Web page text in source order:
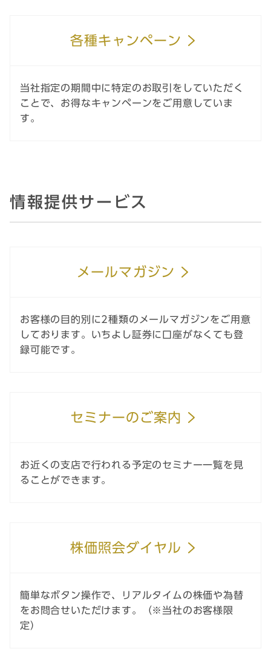
各種キャンペーン
当社指定の期間中に特定のお取引をしていただく
ことで、お得なキャンペーンをご用意していま
す。
情報提供サービス
メールマガジン
お客様の目的別に2種類のメールマガジンをご用意
しております。いちよし証券に口座がなくても登
録可能です。
セミナーのご案内
お近くの支店で行われる予定のセミナー一覧を見
ることができます。
株価照会ダイヤル
簡単なボタン操作で、リアルタイムの株価や為替
をお問合せいただけます。（※当社のお客様限
定）